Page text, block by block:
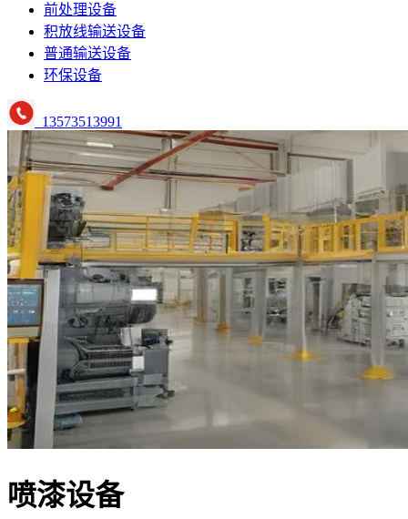
前处理设备
积放线输送设备
普通输送设备
环保设备
13573513991
喷漆设备